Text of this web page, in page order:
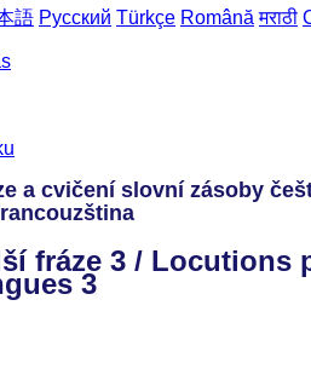
語 Русский Türkçe Română मराठी
a cvičení slovní zásoby
fráze 3 / Locutions
3